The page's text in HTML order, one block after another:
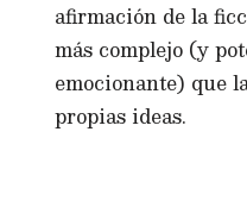
afirmación de la
más complejo (y
emocionante) que
propias ideas.